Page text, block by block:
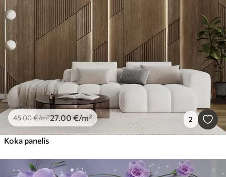
45.00€/m²27.00 €/m² 2
Koka panelis